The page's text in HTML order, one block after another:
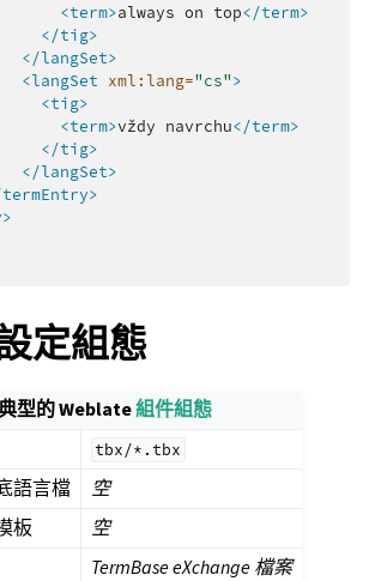
<term>always on top</term>
</tig>
</langSet>
<langSet xml:lang="cs">
<tig>
<term>vždy navrchu</term>
</tig>
</langSet>
定組態
型的 Weblate組件組態
tbx/*.tbx
語言檔
空
板
空
TermBase eXchange 檔案